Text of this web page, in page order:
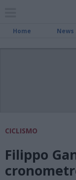
Home News
CICLISMO
Filippo